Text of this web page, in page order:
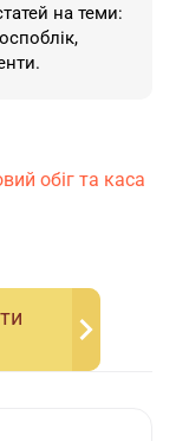
на теми:
обіг та каса